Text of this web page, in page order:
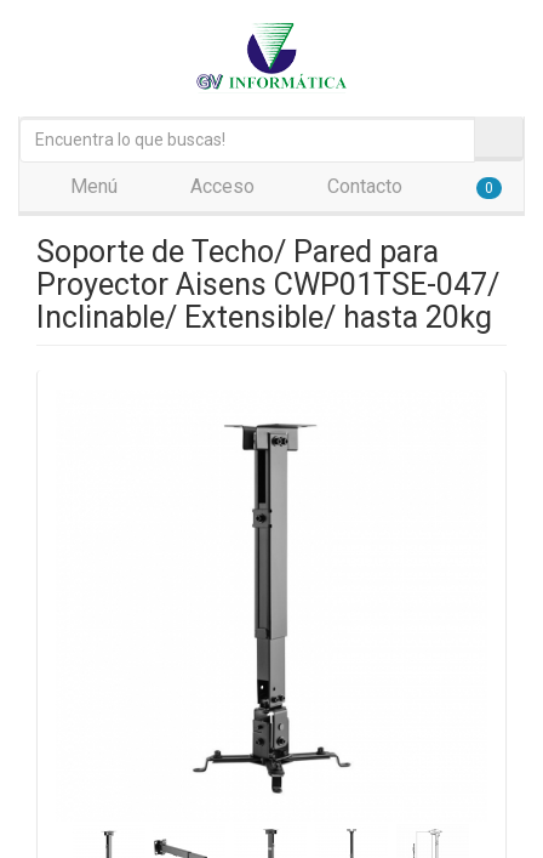
Menú Acceso Contacto 0
Soporte de Techo/ Pared para
Proyector Aisens CWP01TSE-047/
Inclinable/ Extensible/ hasta 20kg